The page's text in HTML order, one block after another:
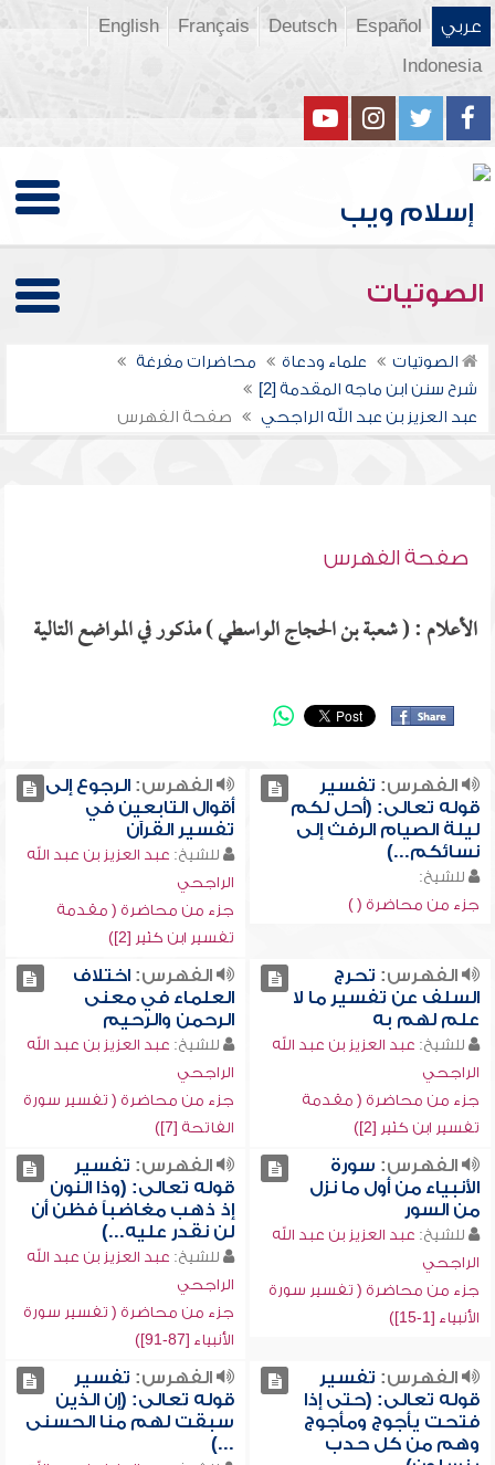
عربي Español
Deutsch
Français
English
Indonesia
الصوتيات
الصوتيات علماء ودعاة
محاضرات مفرغة
شرح سنن ابن ماجه المقدمة [2]
عبد العزيز بن عبد الله الراجحي
صفحة الفهرس
صفحة الفهرس
الأعلام : ( شعبة بن الحجاج الواسطي ) مذكور في المواضع التالية
الفهرس: تفسير
قوله تعالى: (أحل لكم
ليلة الصيام الرفث إلى
نسائكم...)
للشيخ:
جزء من محاضرة ( )
الفهرس:الرجوع إلى
أقوال التابعين في
تفسير القرآن
للشيخ: عبد العزيز بن عبد الله
الراجحي
جزء من محاضرة ( مقدمة
تفسير ابن كثير [2])
الفهرس: تحرج
السلف عن تفسير ما لا
علم لهم به
للشيخ: عبد العزيز بن عبد الله
الراجحي
جزء من محاضرة ( مقدمة
تفسير ابن كثير [2])
الفهرس:اختلاف
العلماء في معنى
الرحمن والرحيم
للشيخ: عبد العزيز بن عبد الله
الراجحي
جزء من محاضرة ( تفسير سورة
الفاتحة [7])
الفهرس: سورة
الأنبياء من أول ما نزل
من السور
للشيخ: عبد العزيز بن عبد الله
الراجحي
جزء من محاضرة ( تفسير سورة
الأنبياء [1-15])
الفهرس: تفسير
قوله تعالى: (وذا النون
إذ ذهب مغاضباً فظن أن
لن نقدر عليه...)
للشيخ: عبد العزيز بن عبد الله
الراجحي
جزء من محاضرة ( تفسير سورة
الأنبياء [87-91])
الفهرس: تفسير
قوله تعالى: (حتى إذا
فتحت يأجوج ومأجوج
وهم من كل حدب
الفهرس: تفسير
قوله تعالى: (إن الذين
سبقت لهم منا الحسنى
...)